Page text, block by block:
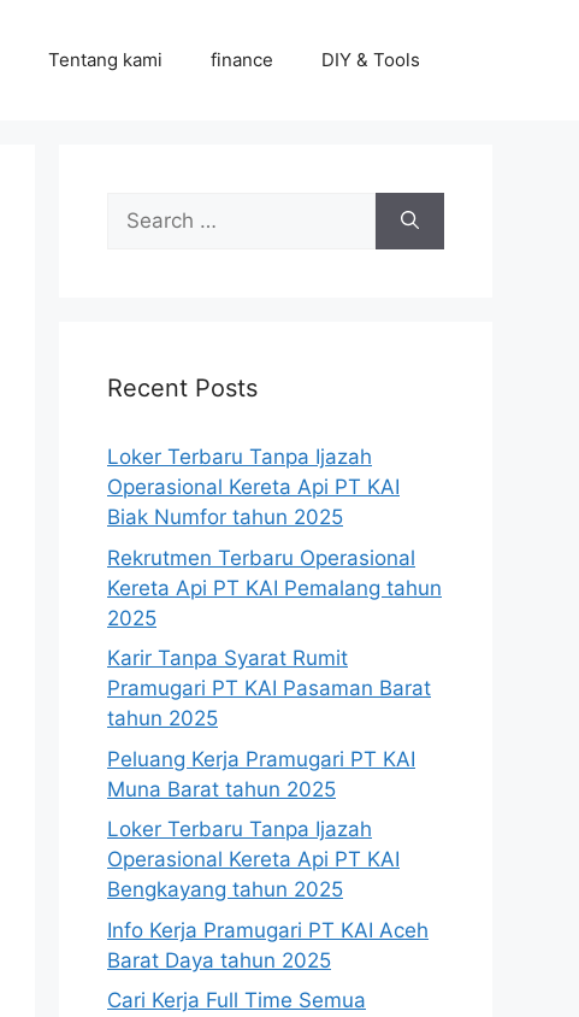
Tentang kami finance DIY & Tools
Search
for:
Recent Posts
Loker Terbaru Tanpa Ijazah
Operasional Kereta Api PT KAI
Biak Numfor tahun 2025
Rekrutmen Terbaru Operasional
Kereta Api PT KAI Pemalang tahun
2025
Karir Tanpa Syarat Rumit
Pramugari PT KAI Pasaman Barat
tahun 2025
Peluang Kerja Pramugari PT KAI
Muna Barat tahun 2025
Loker Terbaru Tanpa Ijazah
Operasional Kereta Api PT KAI
Bengkayang tahun 2025
Info Kerja Pramugari PT KAI Aceh
Barat Daya tahun 2025
Cari Kerja Full Time Semua